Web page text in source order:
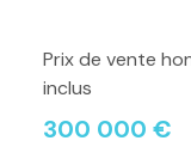
Prix de vente
inclus
300 000 €